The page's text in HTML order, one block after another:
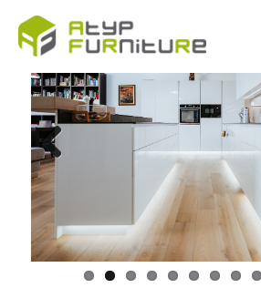
content
Previ
ous